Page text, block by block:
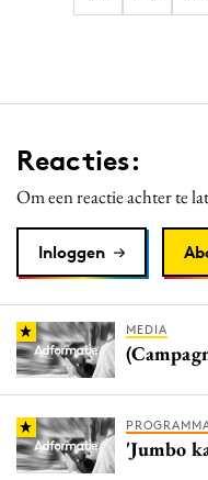
Reacties:
Om een reactie achter te
Inloggen
MEDIA
'Jumbo